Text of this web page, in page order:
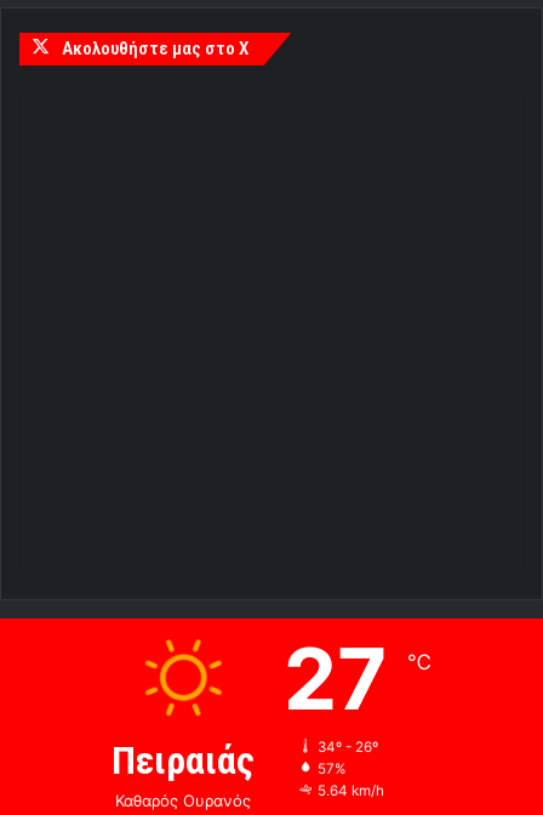
Ακολουθήστε μας στο X
Πειραιάς
Καθαρός Ουρανός
27 ℃
34º - 26º
57%
5.64 km/h